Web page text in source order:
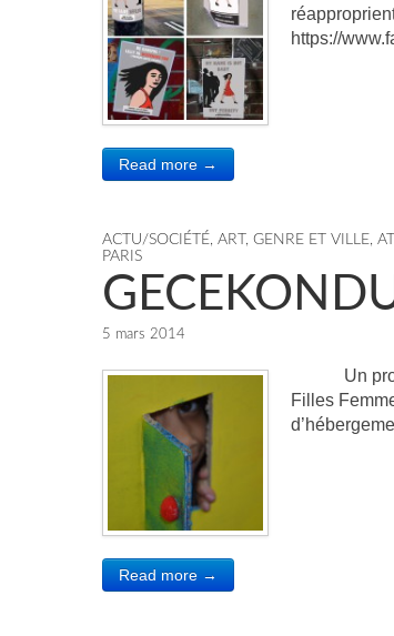
https://
Read more →
ACTU/SOCIÉTÉ, ART, GENRE ET VILLE,
PARIS
5 mars 2014
Un projet
Filles
Read more →